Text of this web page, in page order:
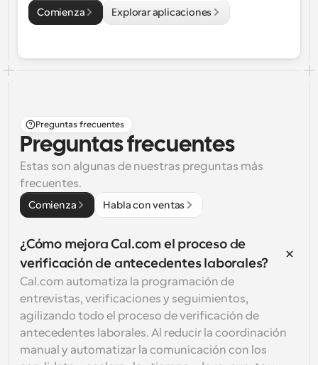
Comienza Explorar aplicaciones
Preguntas frecuentes
Preguntas frecuentes
Estas son algunas de nuestras preguntas más
frecuentes.
Comienza Habla con ventas
¿Cómo mejora Cal.com el proceso de
verificación de antecedentes laborales?
Cal.com automatiza la programación de
entrevistas, verificaciones y seguimientos,
agilizando todo el proceso de verificación de
antecedentes laborales. Al reducir la coordinación
manual y automatizar la comunicación con los